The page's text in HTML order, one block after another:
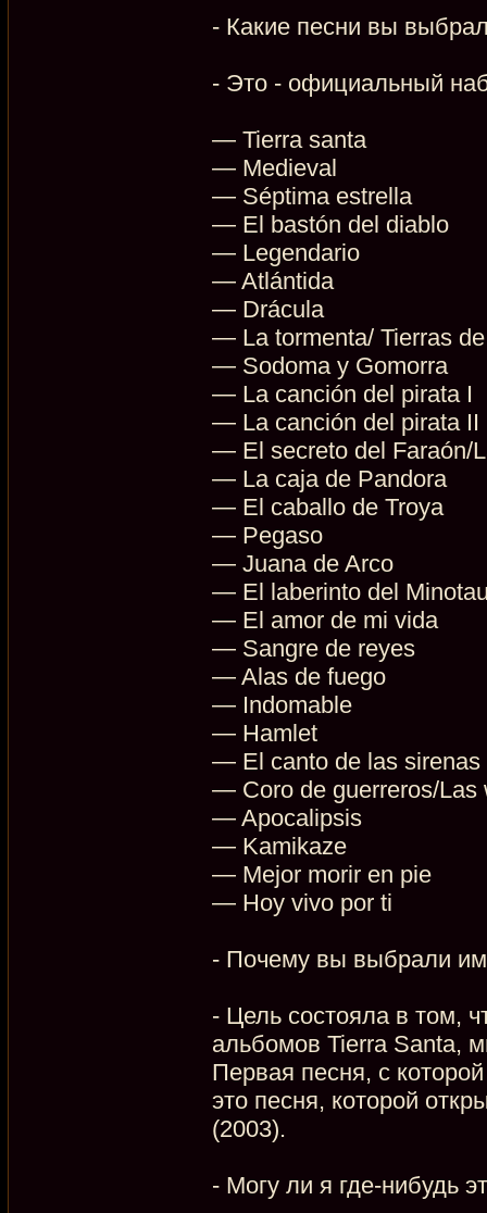
- Какие песни вы
- Это - официальный
— Tierra santa
— Medieval
— Séptima estrella
— El bastón del diablo
— Legendario
— Atlántida
— Drácula
— La tormenta/ Tierras
— Sodoma y Gomorra
— La canción del pirata I
— La canción del pirata II
— El secreto del Faraón/
— La caja de Pandora
— El caballo de Troya
— Pegaso
— Juana de Arco
— El laberinto del
— El amor de mi vida
— Sangre de reyes
— Alas de fuego
— Indomable
— Hamlet
— El canto de las sirenas
— Coro de guerreros/Las
— Apocalipsis
— Kamikaze
— Mejor morir en pie
— Hoy vivo por ti
- Почему вы выбрали
- Цель состояла в том,
альбомов Tierra Santa,
Первая песня, с
это песня, которой
(2003).
- Могу ли я где-нибудь